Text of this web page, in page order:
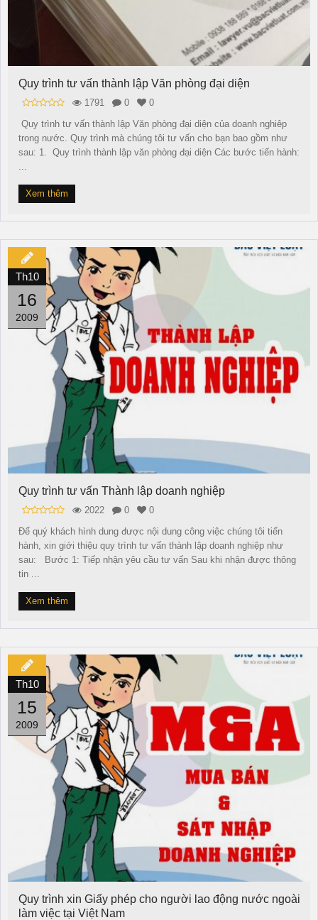
Quy trình tư vấn thành lập Văn phòng đại diện
1791 0
0
Quy trình tư vấn thành lập Văn phòng đại diện của doanh nghiêp
trong nước. Quy trình mà chúng tôi tư vấn cho bạn bao gồm như
sau: 1. Quy trình thành lập văn phòng đại diện Các bước tiến hành:
Xem thêm
Th10
16
2009
Quy trình tư vấn Thành lập doanh nghiệp
2022 0
0
Để quý khách hình dung được nội dung công việc chúng tôi tiến
hành, xin giới thiệu quy trình tư vấn thành lập doanh nghiệp như
sau: Bước 1: Tiếp nhận yêu cầu tư vấn Sau khi nhận được thông
tin ...
Xem thêm
Th10
15
2009
Quy trình xin Giấy phép cho người lao động nước ngoài
làm việc tại Việt Nam